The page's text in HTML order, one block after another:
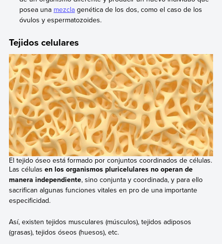
posea una mezcla genética de los dos, como el caso de los
óvulos y espermatozoides.
Tejidos celulares
El tejido óseo está formado por conjuntos coordinados de células.
Las células en los organismos pluricelulares no operan de
manera independiente, sino conjunta y coordinada, y para ello
sacrifican algunas funciones vitales en pro de una importante
especificidad.
Así, existen tejidos musculares (músculos), tejidos adiposos
(grasas), tejidos óseos (huesos), etc.